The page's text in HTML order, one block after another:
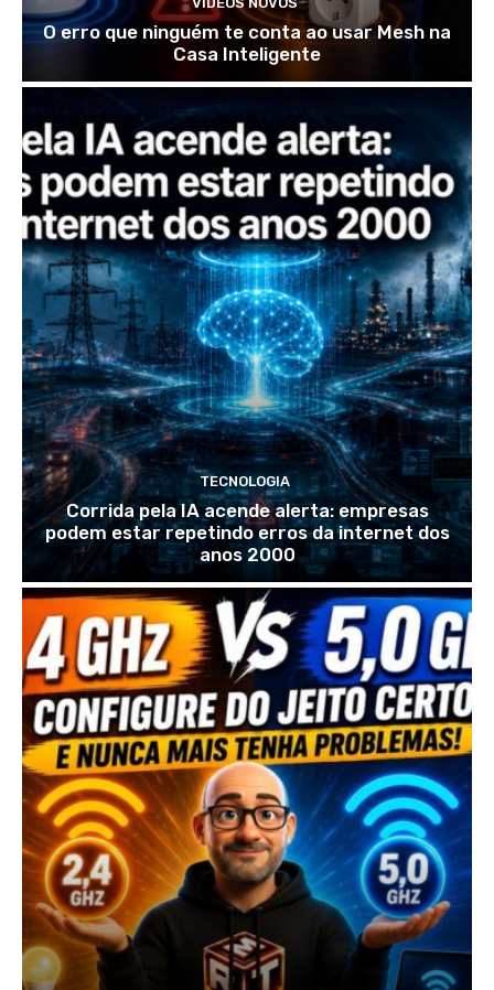
O erro que ninguém te conta ao usar Mesh na
Casa Inteligente
TECNOLOGIA
Corrida pela IA acende alerta: empresas
podem estar repetindo erros da internet dos
anos 2000